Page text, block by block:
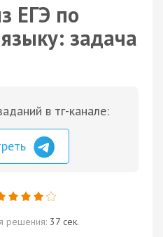
ЕГЭ по
задача
в тг-канале:
решения: 37 сек.